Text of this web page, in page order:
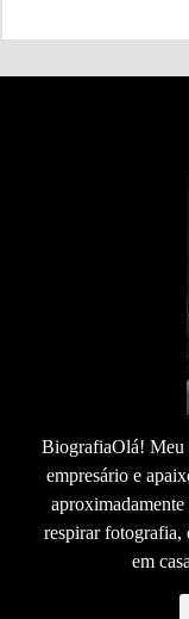
BiografiaOlá! Meu
empresário e
aproximadamente
respirar fotografia,
em